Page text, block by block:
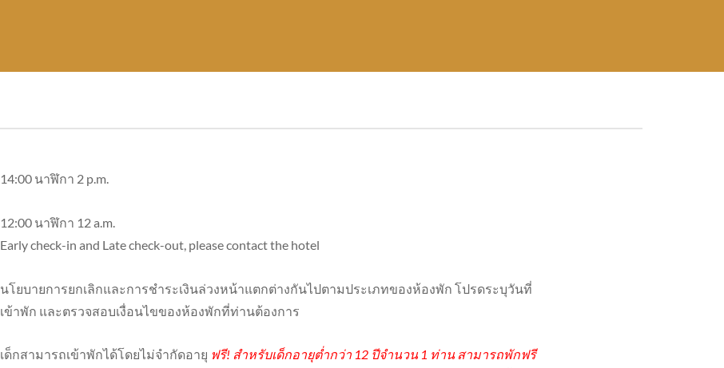
14:00 นาฬิกา 2 p.m.
12:00 นาฬิกา 12 a.m.
Early check-in and Late check-out, please contact the hotel
นโยบายการยกเลิกและการชำระเงินล่วงหน้าแตกต่างกันไปตามประเภทของห้องพัก โปรดระบุวันที่
เข้าพัก และตรวจสอบเงื่อนไขของห้องพักที่ท่านต้องการ
เด็กสามารถเข้าพักได้โดยไม่จำกัดอายุ ฟรี! สำหรับเด็กอายุต่ำกว่า 12 ปีจำนวน 1 ท่าน สามารถพักฟรี